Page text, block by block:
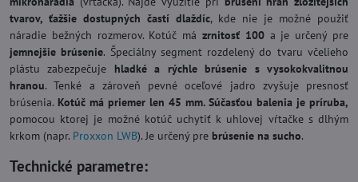
tvarov, ťažšie dostupných častí dlaždíc, kde nie je možné použiť
náradie bežných rozmerov. Kotúč má zrnitosť 100a je určený pre
jemnejšie brúsenie. Špeciálny segment rozdelený do tvaru včelieho
plástu zabezpečuje hladké a rýchle brúsenie s vysokokvalitnou
hranou. Tenké a zároveň pevné oceľové jadro zvyšuje presnosť
brúsenia. Kotúč má priemer len 45 mm. Súčasťou balenia je príruba,
pomocou ktorej je možné kotúč uchytiť k uhlovej vŕtačke s dlhým
krkom (napr. Proxxon LWB). Je určený pre brúsenie na sucho.
Technické parametre: